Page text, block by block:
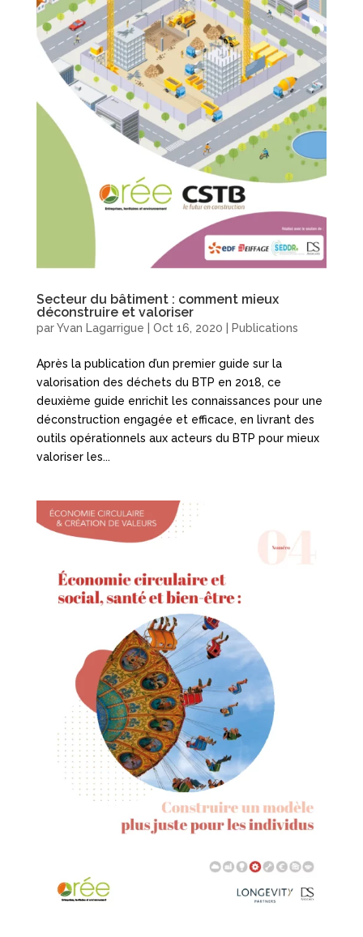
Secteur du bâtiment : comment mieux
déconstruire et valoriser
parYvan Lagarrigue | Oct 16, 2020 | Publications
Après la publication d’un premier guide sur la
valorisation des déchets du BTP en 2018, ce
deuxième guide enrichit les connaissances pour une
déconstruction engagée et efficace, en livrant des
outils opérationnels aux acteurs du BTP pour mieux
valoriser les...